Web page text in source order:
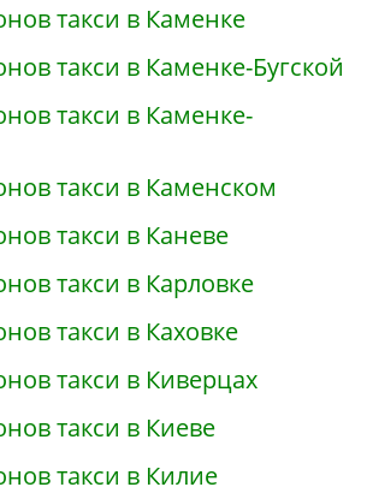
такси в Каменке
такси в Каменке-Бугской
такси в Каменке-
такси в Каменском
такси в Каневе
такси в Карловке
такси в Каховке
такси в Киверцах
такси в Киеве
такси в Килие